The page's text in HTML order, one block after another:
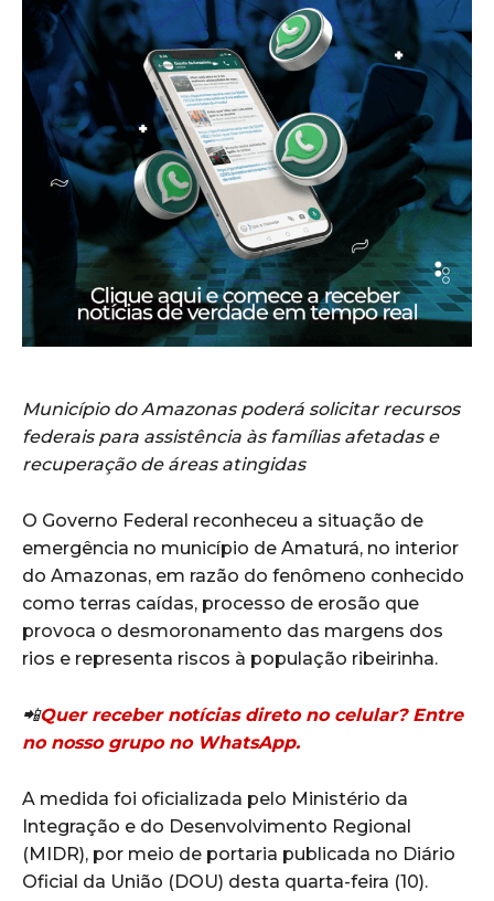
Município do Amazonas poderá solicitar recursos
federais para assistência às famílias afetadas e
recuperação de áreas atingidas
O Governo Federal reconheceu a situação de
emergência no município de Amaturá, no interior
do Amazonas, em razão do fenômeno conhecido
como terras caídas, processo de erosão que
provoca o desmoronamento das margens dos
rios e representa riscos à população ribeirinha.
📲Quer receber notícias direto no celular? Entre
no nosso grupo no WhatsApp.
A medida foi oficializada pelo Ministério da
Integração e do Desenvolvimento Regional
(MIDR), por meio de portaria publicada no Diário
Oficial da União (DOU) desta quarta-feira (10).